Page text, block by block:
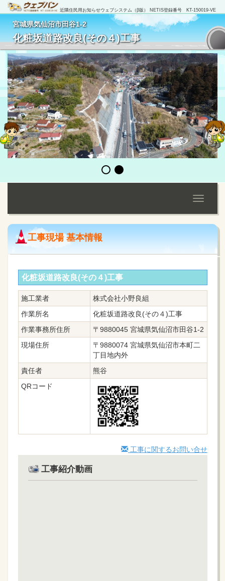
近隣住民用お知らせウェブシステム（β版） NETIS登録番号 KT-150019-VE
[管理者ログイン
宮城県気仙沼市田谷1-2
化粧坂道路改良(その４)工事
Toggle
工事現場 基本情報
化粧坂道路改良(その４)工事
施工業者
株式会社小野良組
作業所名
化粧坂道路改良(その４)工事
作業事務所住所
〒9880045 宮城県気仙沼市田谷1-2
現場住所
〒9880074 宮城県気仙沼市本町二
丁目地内外
責任者
熊谷
QRコード
工事に関するお問い合せ
工事紹介動画